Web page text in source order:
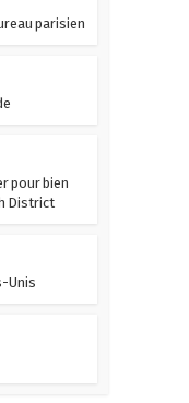
parisien
pour bien
District
Unis